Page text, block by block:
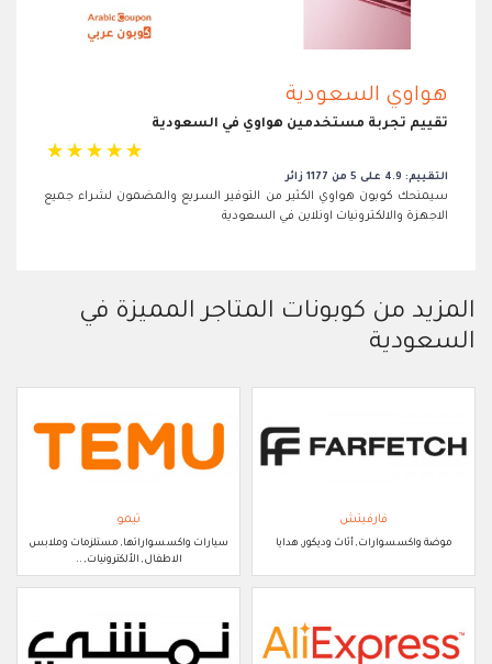
هواوي السعودية
تقييم تجربة مستخدمين هواوي في السعودية
☆ ☆ ☆ ☆ ☆
التقييم: 4.9 على 5 من 1177 زائر
سيمنحك كوبون هواوي الكثير من التوفير السريع والمضمون لشراء جميع
الاجهزة والالكترونيات اونلاين في السعودية
المزيد من كوبونات المتاجر المميزة في
السعودية
فارفيتش
موضة واكسسوارات, أثاث وديكور, هدايا
تيمو
سيارات واكسسواراتها, مستلزمات وملابس
الاطفال, الألكترونيات, ..